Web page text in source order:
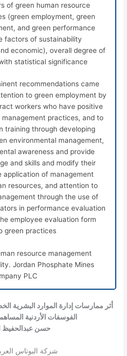
of green human resource
(green employment, green
and green performance
factors of sustainability
economic), overall degree of
statistical significance.
recommendations came
to green employment by
workers who have positive
practices, and to
training through developing
environmental management,
awareness and provide
and skills and modify their
application of management
resources, and attention to
through the use of
in performance evaluation
employee evaluation form
green practices.
resource management
Jordan Phosphate Mines
PLC.
أثر ممارسات إدارة الموارد البشرية
الفوسفات الأردنية
حسن
شركة البوتاس